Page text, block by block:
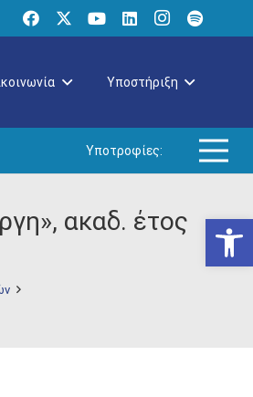
Υποστήριξη
Υποτροφίες:
ακαδ. έτος